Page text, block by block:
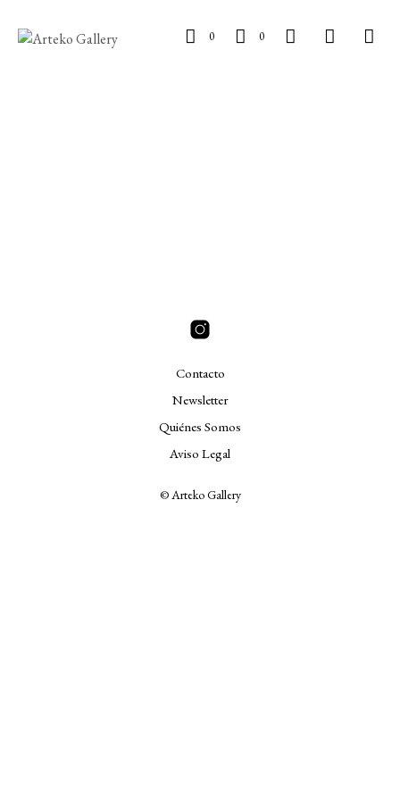
0 0
Contacto
Newsletter
Quiénes Somos
Aviso Legal
© Arteko Gallery